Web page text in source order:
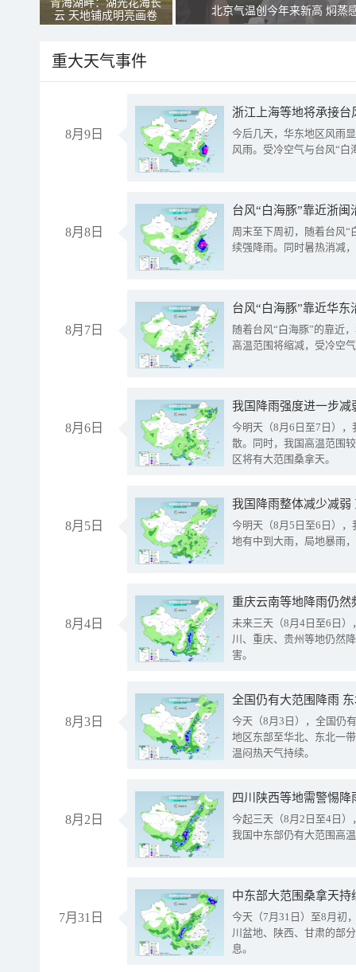
青海湖畔：湖光花海长
云 天地铺成明亮画卷
北京气温创今年来新高 焖蒸
重大天气事件
8月9日
浙江上海等地将承接台
今后几天，华东地区风雨
风雨。受冷空气与台风“白
8月8日
台风“白海豚”靠近浙
周末至下周初，随着台风“
续强降雨。同时暑热消减
8月7日
台风“白海豚”靠近华
随着台风“白海豚”的靠近
高温范围将缩减，受冷空
8月6日
今明天（8月6日至7日）
散。同时，我国高温范围
区将有大范围桑拿天。
8月5日
我国降雨整体减少减弱
今明天（8月5日至6日）
地有中到大雨，局地暴雨
8月4日
重庆云南等地降雨仍然
未来三天（8月4日至6日
川、重庆、贵州等地仍然
害。
8月3日
全国仍有大范围降雨
今天（8月3日），全国仍
地区东部至华北、东北一
温闷热天气持续。
8月2日
今起三天（8月2日至4日
我国中东部仍有大范围高
7月31日
中东部大范围桑拿天
今天（7月31日）至8月初
川盆地、陕西、甘肃的部
息。